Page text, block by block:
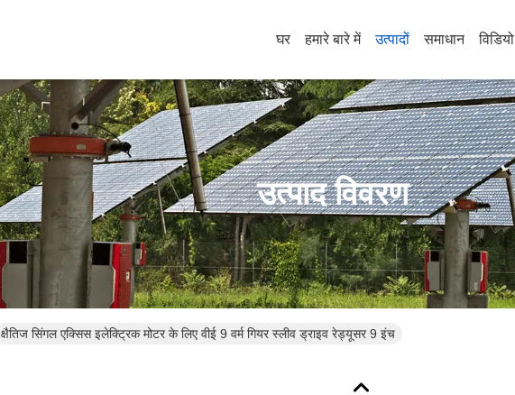
घर हमारे बारे में उत्पादों समाधान विडियो
उत्पाद विवरण
क्षैतिज सिंगल एक्सिस इलेक्ट्रिक मोटर के लिए वीई 9 वर्म गियर स्लीव ड्राइव रेड्यूसर 9 इंच